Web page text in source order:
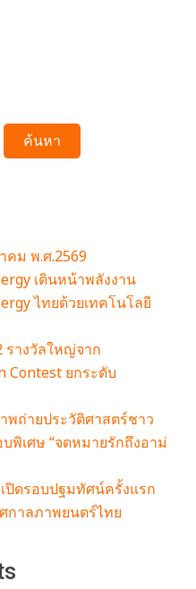
ค้นหา
คม พ.ศ.2569
เดินหน้าพลังงาน
ไทยด้วยเทคโนโลยี
รางวัลใหญ่จาก
Contest ยกระดับ
พถ่ายประวัติศาสตร์ชาว
พิเศษ “จดหมายรักถึงอาม่
ปิดรอบปฐมทัศน์ครั้งแรก
กาลภาพยนตร์ไทย